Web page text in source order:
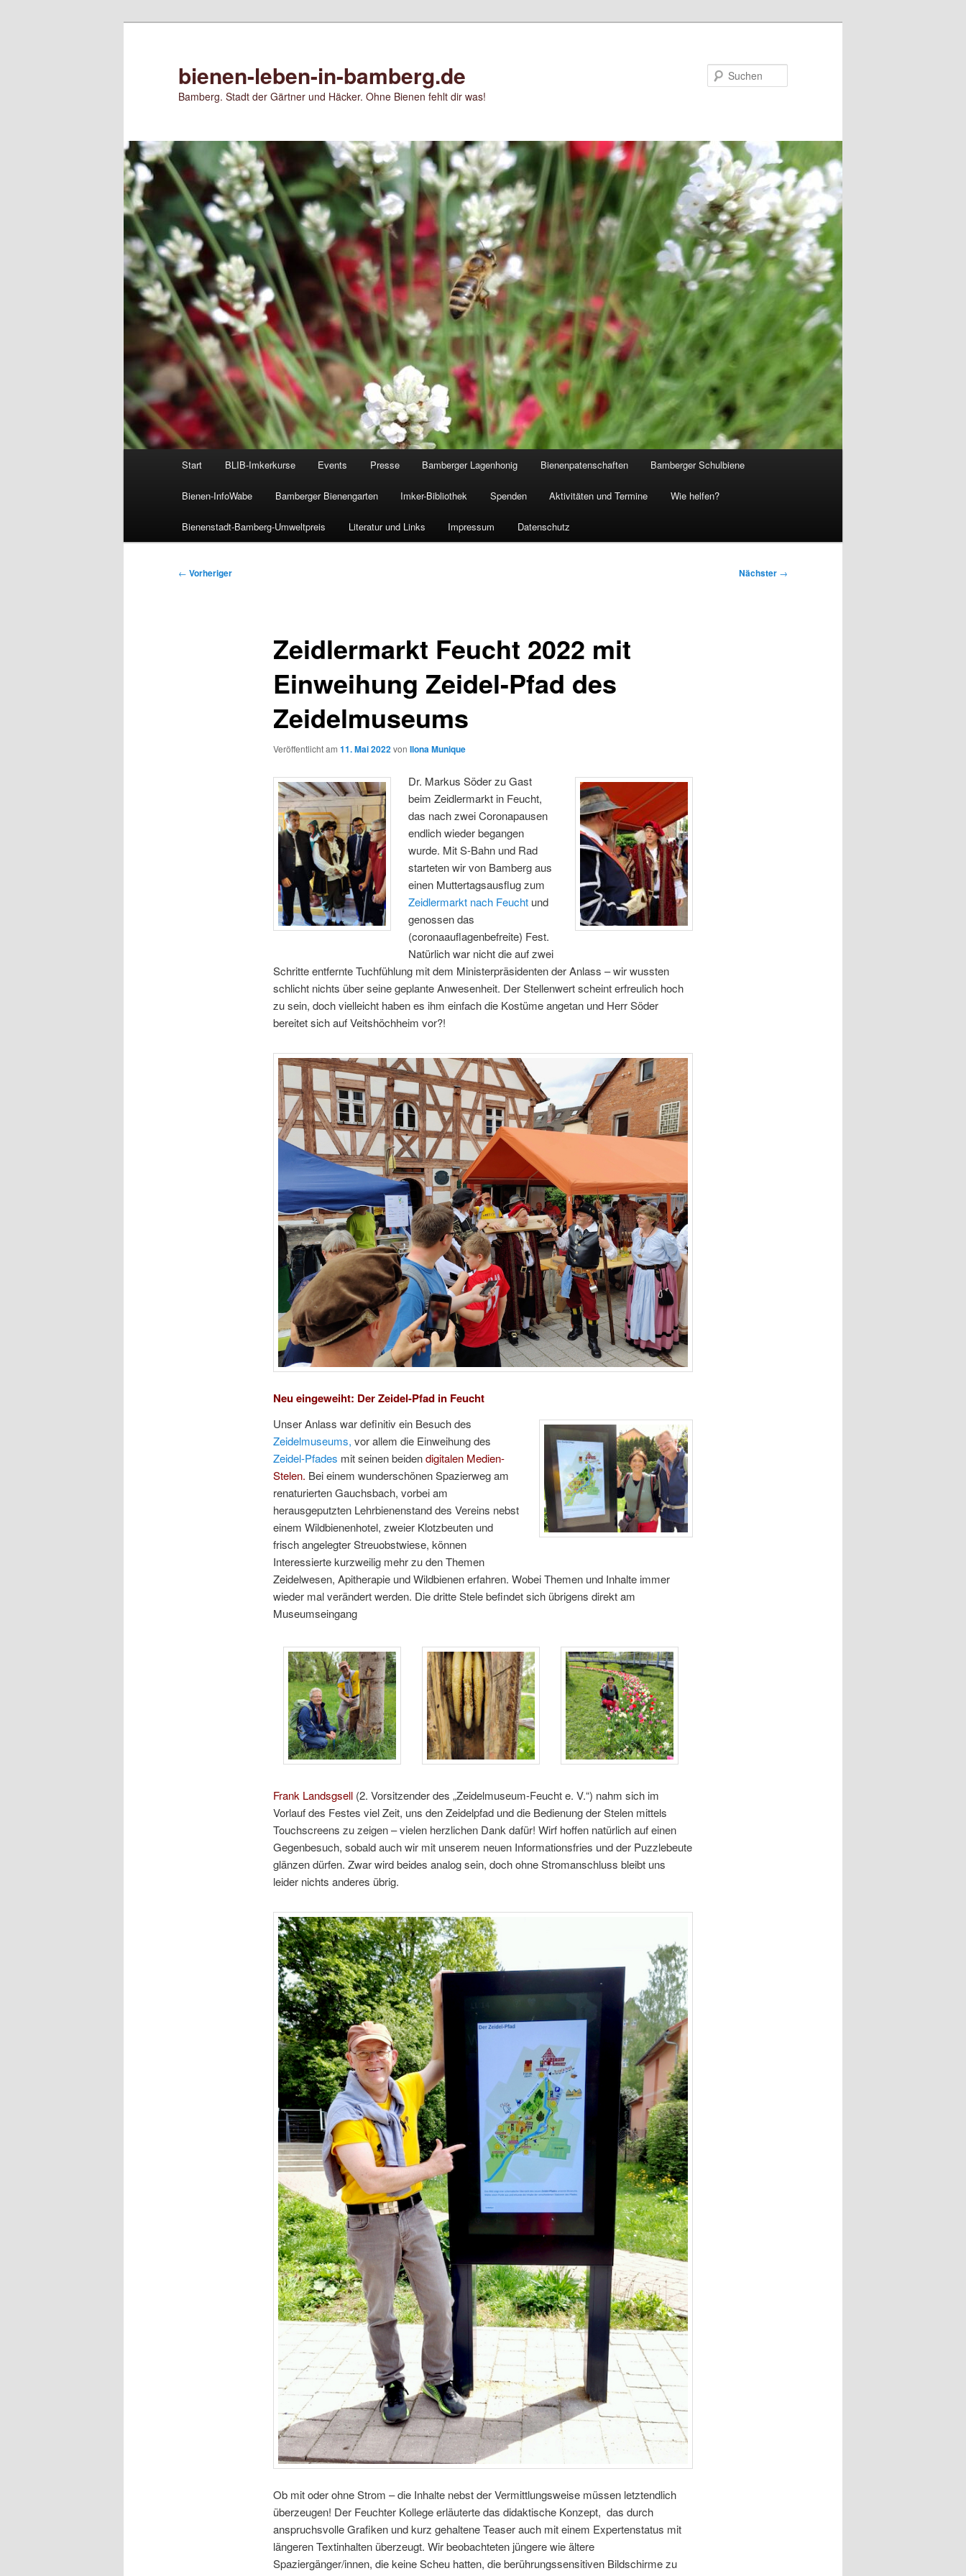
bienen-leben-in-bamberg.de
Bamberg. Stadt der Gärtner und Häcker. Ohne Bienen fehlt dir was!
Start BLIB-Imkerkurse Events Presse Bamberger Lagenhonig Bienenpatenschaften Bamberger Schulbiene
Bienen-InfoWabe Bamberger Bienengarten Imker-Bibliothek Spenden Aktivitäten und Termine Wie helfen?
Bienenstadt-Bamberg-Umweltpreis Literatur und Links Impressum Datenschutz
Beitragsnavigation
← Vorheriger Nächster →
Zeidlermarkt Feucht 2022 mit
Einweihung Zeidel-Pfad des
Zeidelmuseums
Veröffentlicht am 11. Mai 2022von Ilona Munique
Dr. Markus Söder zu Gast
beim Zeidlermarkt in Feucht,
das nach zwei Coronapausen
endlich wieder begangen
wurde. Mit S-Bahn und Rad
starteten wir von Bamberg aus
einen Muttertagsausflug zum
Zeidlermarkt nach Feucht und
genossen das
(coronaauflagenbefreite) Fest.
Natürlich war nicht die auf zwei
Schritte entfernte Tuchfühlung mit dem Ministerpräsidenten der Anlass – wir wussten
schlicht nichts über seine geplante Anwesenheit. Der Stellenwert scheint erfreulich hoch
zu sein, doch vielleicht haben es ihm einfach die Kostüme angetan und Herr Söder
bereitet sich auf Veitshöchheim vor?!
Neu eingeweiht: Der Zeidel-Pfad in Feucht
Unser Anlass war definitiv ein Besuch des
Zeidelmuseums, vor allem die Einweihung des
Zeidel-Pfades mit seinen beidendigitalen Medien-
Stelen. Bei einem wunderschönen Spazierweg am
renaturierten Gauchsbach, vorbei am
herausgeputzten Lehrbienenstand des Vereins nebst
einem Wildbienenhotel, zweier Klotzbeuten und
frisch angelegter Streuobstwiese, können
Interessierte kurzweilig mehr zu den Themen
Zeidelwesen, Apitherapie und Wildbienen erfahren. Wobei Themen und Inhalte immer
wieder mal verändert werden. Die dritte Stele befindet sich übrigens direkt am
Museumseingang
Frank Landsgsell(2. Vorsitzender des „Zeidelmuseum-Feucht e. V.“) nahm sich im
Vorlauf des Festes viel Zeit, uns den Zeidelpfad und die Bedienung der Stelen mittels
Touchscreens zu zeigen – vielen herzlichen Dank dafür! Wirf hoffen natürlich auf einen
Gegenbesuch, sobald auch wir mit unserem neuen Informationsfries und der Puzzlebeute
glänzen dürfen. Zwar wird beides analog sein, doch ohne Stromanschluss bleibt uns
leider nichts anderes übrig.
Ob mit oder ohne Strom – die Inhalte nebst der Vermittlungsweise müssen letztendlich
überzeugen! Der Feuchter Kollege erläuterte das didaktische Konzept, das durch
anspruchsvolle Grafiken und kurz gehaltene Teaser auch mit einem Expertenstatus mit
längeren Textinhalten überzeugt. Wir beobachteten jüngere wie ältere
Spaziergänger/innen, die keine Scheu hatten, die berührungssensitiven Bildschirme zu